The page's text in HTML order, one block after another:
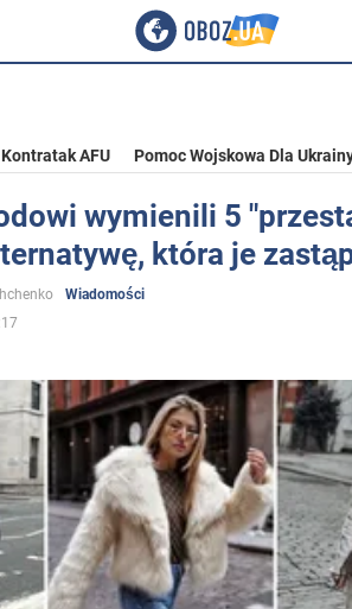
Kontratak AFU Pomoc Wojskowa Dla
wymienili 5
która je
Wiadomości